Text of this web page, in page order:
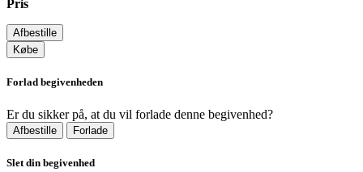
Pris
Afbestille
Købe
Forlad begivenheden
Er du sikker på, at du vil forlade denne begivenhed?
Afbestille Forlade
Slet din begivenhed